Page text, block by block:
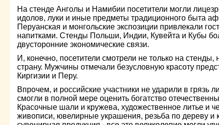
На стенде Анголы и Намибии посетители могли
идолов, луки и иные предметы традиционного быта
Перуанская и монгольские экспозиции привлекали
напитками. Стенды Польши, Индии, Кувейта и Кубы
двусторонние экономические связи.
И, конечно, посетители смотрели не только на стенды,
страну. Мужчины отмечали безусловную красоту
Киргизии и Перу.
Впрочем, и российские участники не ударили в грязь
смогли в полной мере оценить богатство
Красочные шали и кружева, художественное литье и
живописи, ювелирные украшения, резьба по дереву и